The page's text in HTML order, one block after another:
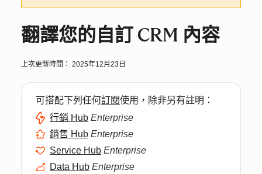
翻譯您的自訂 CRM 內容
上次更新時間： 2025年12月23日
可搭配下列任何訂閱使用，除非另有註明：
行銷 Hub Enterprise
銷售 Hub Enterprise
Service Hub Enterprise
Data Hub Enterprise